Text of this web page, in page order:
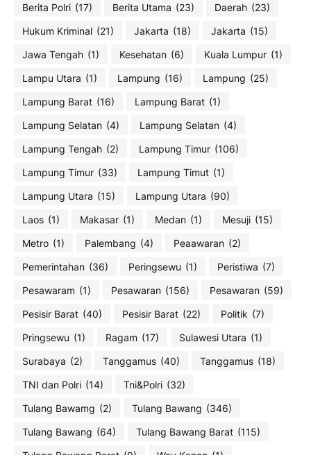
Berita Polri (17) Berita Utama (23) Daerah (23)
Hukum Kriminal (21) Jakarta (18) Jakarta (15)
Jawa Tengah (1) Kesehatan (6) Kuala Lumpur (1)
Lampu Utara (1) Lampung (16) Lampung (25)
Lampung Barat (16) Lampung Barat (1)
Lampung Selatan (4) Lampung Selatan (4)
Lampung Tengah (2) Lampung Timur (106)
Lampung Timur (33) Lampung Timut (1)
Lampung Utara (15) Lampung Utara (90)
Laos (1) Makasar (1) Medan (1) Mesuji (15)
Metro (1) Palembang (4) Peaawaran (2)
Pemerintahan (36) Peringsewu (1) Peristiwa (7)
Pesawaram (1) Pesawaran (156) Pesawaran (59)
Pesisir Barat (40) Pesisir Barat (22) Politik (7)
Pringsewu (1) Ragam (17) Sulawesi Utara (1)
Surabaya (2) Tanggamus (40) Tanggamus (18)
TNI dan Polri (14) Tni&Polri (32)
Tulang Bawamg (2) Tulang Bawang (346)
Tulang Bawang (64) Tulang Bawang Barat (115)